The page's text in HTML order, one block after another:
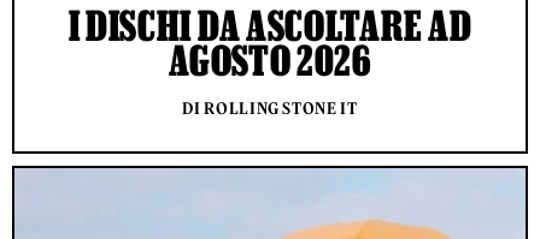
I DISCHI DA ASCOLTARE AD
AGOSTO 2026
DI ROLLING STONE IT